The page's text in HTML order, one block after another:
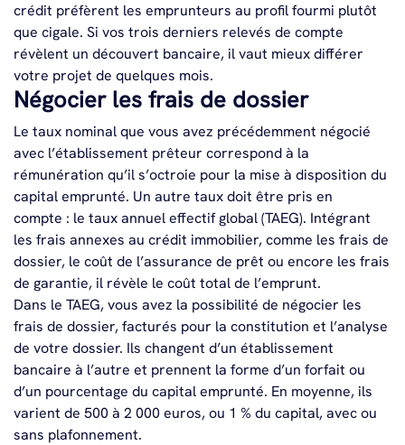
crédit préfèrent les emprunteurs au profil fourmi plutôt
que cigale. Si vos trois derniers relevés de compte
révèlent un découvert bancaire, il vaut mieux différer
votre projet de quelques mois.
Négocier les frais de dossier
Le taux nominal que vous avez précédemment négocié
avec l’établissement prêteur correspond à la
rémunération qu’il s’octroie pour la mise à disposition du
capital emprunté. Un autre taux doit être pris en
compte : le taux annuel effectif global (TAEG). Intégrant
les frais annexes au crédit immobilier, comme les frais de
dossier, le coût de l’assurance de prêt ou encore les frais
de garantie, il révèle le coût total de l’emprunt.
Dans le TAEG, vous avez la possibilité de négocier les
frais de dossier, facturés pour la constitution et l’analyse
de votre dossier. Ils changent d’un établissement
bancaire à l’autre et prennent la forme d’un forfait ou
d’un pourcentage du capital emprunté. En moyenne, ils
varient de 500 à 2 000 euros, ou 1 % du capital, avec ou
sans plafonnement.